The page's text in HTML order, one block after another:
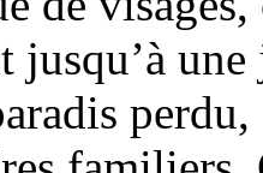
jusqu’à